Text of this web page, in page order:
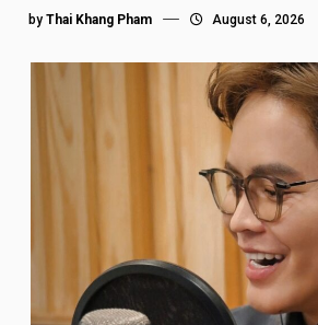
by Thai Khang Pham August 6, 2026